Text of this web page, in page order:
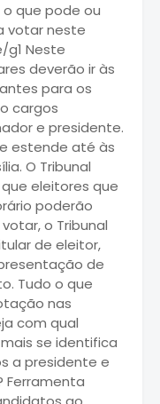
que pode ou
votar neste
g1 Neste
deverão ir às
para os
cargos
e presidente.
estende até às
O Tribunal
que eleitores que
poderão
o Tribunal
de eleitor,
de
Tudo o que
nas
com qual
se identifica
a presidente e
Ferramenta